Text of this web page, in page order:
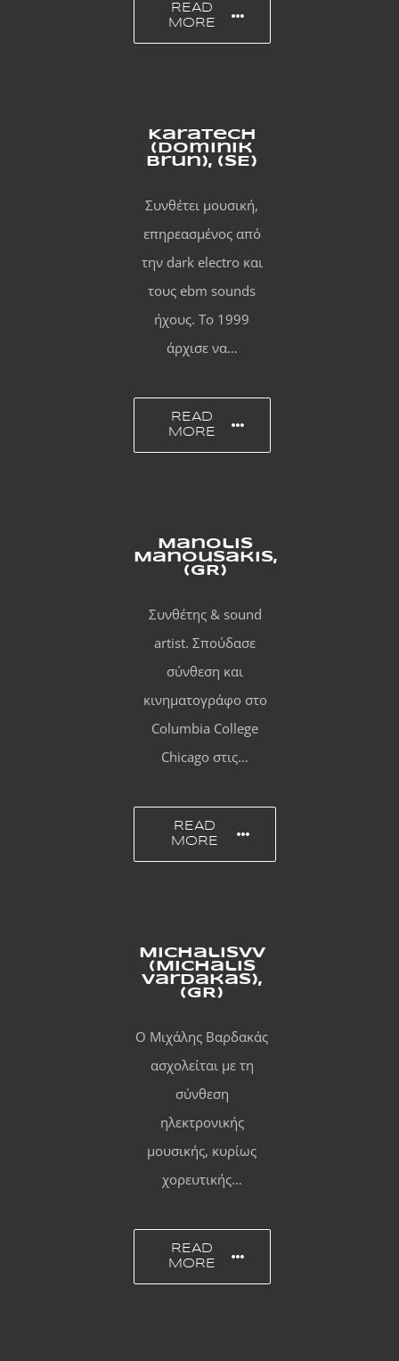
READ
MORE
Karatech
(Dominik
Brun), (SE)
Συνθέτει μουσική,
επηρεασμένος από
την dark electro και
τους ebm sounds
ήχους. Το 1999
άρχισε να…
READ
MORE
Manolis
Manousakis,
(GR)
Συνθέτης & sound
artist. Σπούδασε
σύνθεση και
κινηματογράφο στο
Columbia College
Chicago στις…
READ
MORE
MichalisVv
(Michalis
Vardakas),
(GR)
Ο Μιχάλης Βαρδακάς
ασχολείται με τη
σύνθεση
ηλεκτρονικής
μουσικής, κυρίως
χορευτικής…
READ
MORE